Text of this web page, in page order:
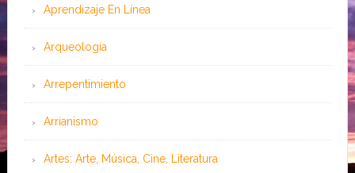
Aprendizaje En Línea
Arqueología
Arrepentimiento
Arrianismo
Artes: Arte, Música, Cine, Literatura